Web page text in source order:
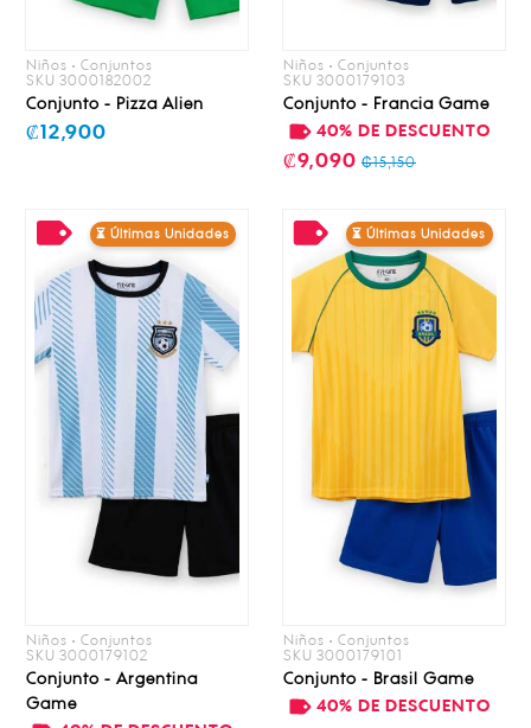
Niños • Conjuntos
SKU 3000182002
Conjunto - Pizza Alien
₡12,900
Niños • Conjuntos
SKU 3000179103
Conjunto - Francia Game
40% DE DESCUENTO
₡9,090 ₡15,150
⏳ Últimas Unidades
Niños • Conjuntos
SKU 3000179102
Conjunto - Argentina
Game
⏳ Últimas Unidades
Niños • Conjuntos
SKU 3000179101
Conjunto - Brasil Game
40% DE DESCUENTO